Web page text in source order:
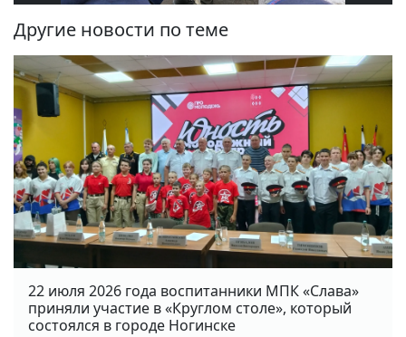
Другие новости по теме
22 июля 2026 года воспитанники МПК «Слава»
приняли участие в «Круглом столе», который
состоялся в городе Ногинске